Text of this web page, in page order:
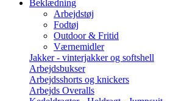
Beklædning
Arbejdstøj
Fodtøj
Outdoor & Fritid
Værnemidler
Jakker - vinterjakker og softshell
Arbejdsbukser
Arbejdsshorts og knickers
Arbejds Overalls